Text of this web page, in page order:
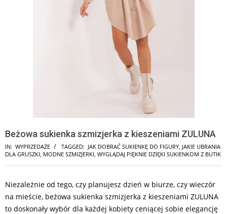
Beżowa sukienka szmizjerka z kieszeniami ZULUNA
IN: WYPRZEDAŻE TAGGED: JAK DOBRAĆ SUKIENKĘ DO FIGURY JAKIE UBRANIA
DLA GRUSZKI MODNE SZMIZJERKI WYGLĄDAJ PIĘKNIE DZIĘKI SUKIENKOM Z BUTIK
Niezależnie od tego, czy planujesz dzień w biurze, czy wieczór
na mieście, beżowa sukienka szmizjerka z kieszeniami ZULUNA
to doskonały wybór dla każdej kobiety ceniącej sobie elegancję